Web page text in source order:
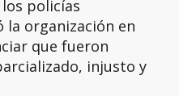
policías
la organización en
que fueron
injusto y